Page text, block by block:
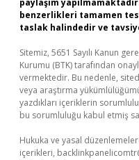
paylaşım
benzerlikleri tamamen
taslak halindedir ve
Sitemiz, 5651 Sayılı Kanun
Kurumu (BTK) tarafından
vermektedir. Bu nedenle,
veya araştırma
yazdıkları içeriklerin
bu sorumluluğu kabul etmiş
Hukuka ve yasal
içerikleri,